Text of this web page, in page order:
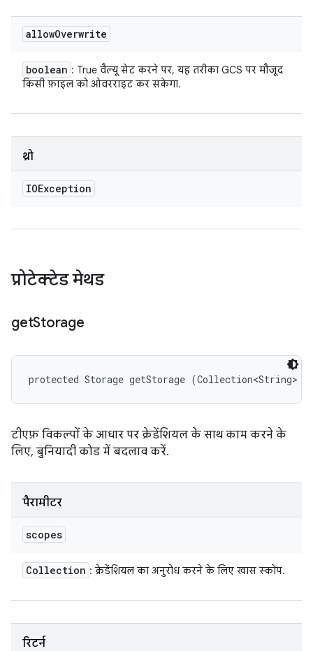
allowOverwrite
boolean : True वैल्यू सेट करने पर, यह तरीका GCS पर मौजूद
किसी फ़ाइल को ओवरराइट कर सकेगा.
थ्रो
IOException
प्रोटेक्टेड मेथड
getStorage
protected Storage getStorage (Collection<String>
टीएफ़ विकल्पों के आधार पर क्रेडेंशियल के साथ काम करने के
लिए, बुनियादी कोड में बदलाव करें.
पैरामीटर
scopes
Collection : क्रेडेंशियल का अनुरोध करने के लिए खास स्कोप.
रिटर्न